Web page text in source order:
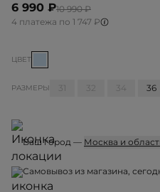
6 990 ₽10 990 ₽
4 платежа по 1 747 ₽
ЦВЕТ
РАЗМЕРЫ 31 32 34 36
Ваш город — Москва и
Самовывоз из магазина,